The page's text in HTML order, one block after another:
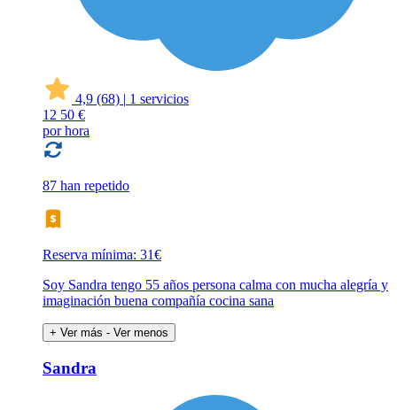
4,9 (68) | 1 servicios
12 50 €
por hora
87 han repetido
Reserva mínima: 31€
Soy Sandra tengo 55 años persona calma con mucha alegría y
imaginación buena compañía cocina sana
+ Ver más - Ver menos
Sandra